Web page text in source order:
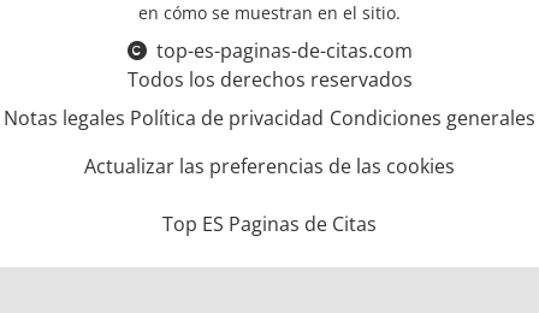
en cómo se muestran en el sitio.
top-es-paginas-de-citas.com
Todos los derechos reservados
Notas legales Política de privacidad Condiciones generales
Actualizar las preferencias de las cookies
Top ES Paginas de Citas